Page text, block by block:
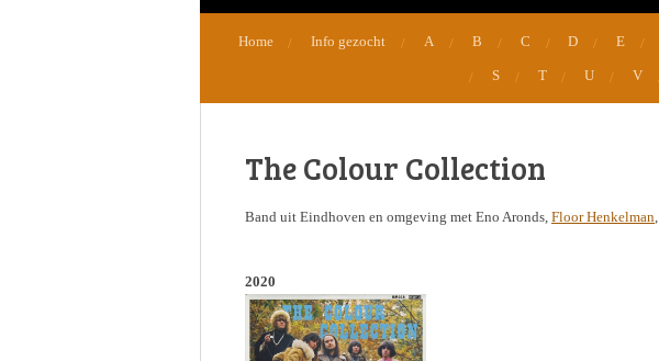
Home Info gezocht A B C D E
S T U V
The Colour Collection
Band uit Eindhoven en omgeving met Eno Aronds, Floor Henkelman,
2020